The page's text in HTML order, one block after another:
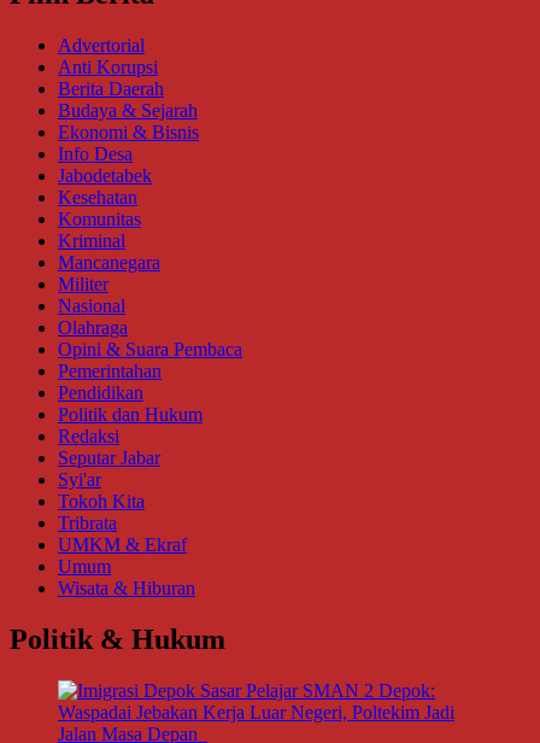
Advertorial
Anti Korupsi
Berita Daerah
Budaya & Sejarah
Ekonomi & Bisnis
Info Desa
Jabodetabek
Kesehatan
Komunitas
Kriminal
Mancanegara
Militer
Nasional
Olahraga
Opini & Suara Pembaca
Pemerintahan
Pendidikan
Politik dan Hukum
Redaksi
Seputar Jabar
Syi'ar
Tokoh Kita
Tribrata
UMKM & Ekraf
Umum
Wisata & Hiburan
Politik & Hukum